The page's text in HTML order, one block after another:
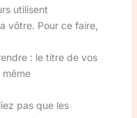
utilisent
vôtre. Pour ce faire,
: le titre de vos
pas que les